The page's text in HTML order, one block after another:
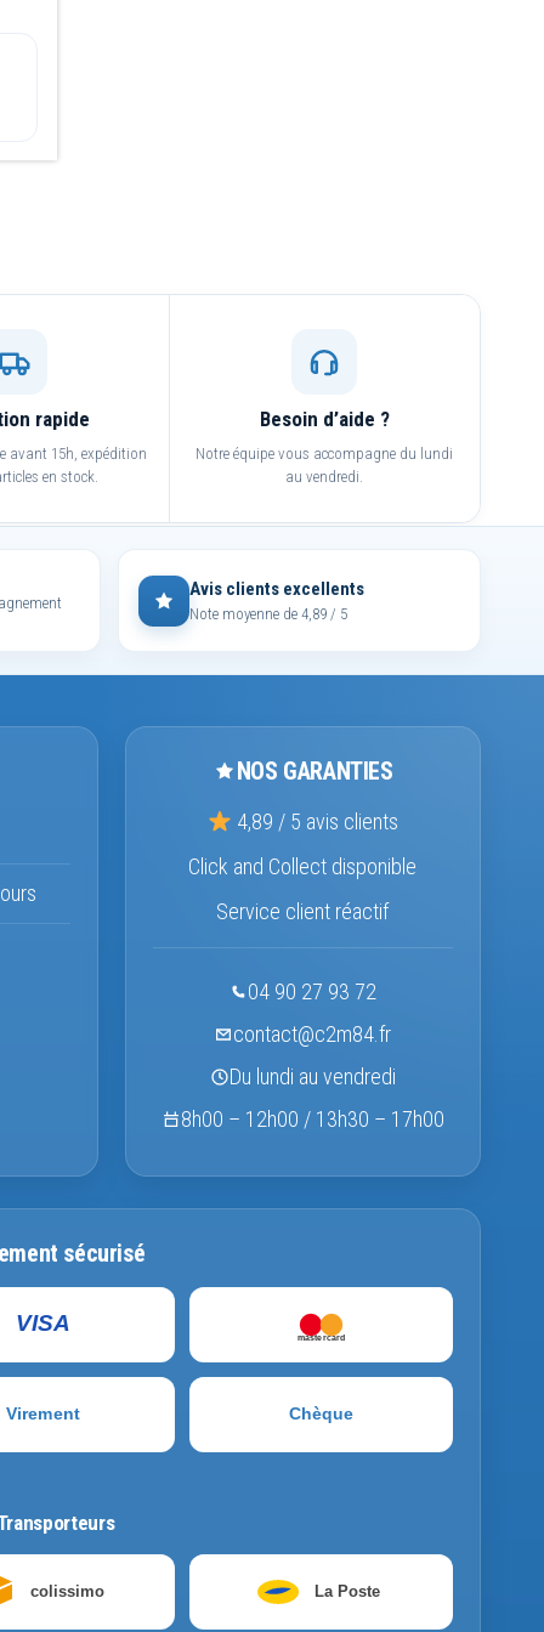
rapide
avant 15h, expédition
en stock.
Besoin d’aide ?
Notre équipe vous accompagne du lundi
au vendredi.
Avis clients excellents
Note moyenne de 4,89 / 5
NOS GARANTIES
4,89 / 5 avis clients
Click and Collect disponible
Service client réactif
04 90 27 93 72
contact@c2m84.fr
Du lundi au vendredi
8h00 – 12h00 / 13h30 – 17h00
sécurisé
VISA
mastercard
Virement Chèque
colissimo La Poste